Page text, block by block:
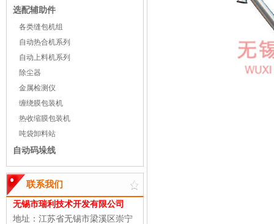
选配辅助件
各类缝包机组
自动热合机系列
自动上料机系列
除尘器
金属检测仪
缠绕膜包装机
热收缩膜包装机
吨袋卸料站
自动码垛线
联系我们
无锡市瑞利技术开发有限公司
地址：江苏省无锡市梁溪区崇宁